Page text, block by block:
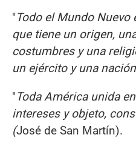
"Todo el Mundo Nuevo
que tiene un origen,
costumbres y una
un ejército y una nación
"Toda América unida
intereses y objeto,
(José de San Martín).